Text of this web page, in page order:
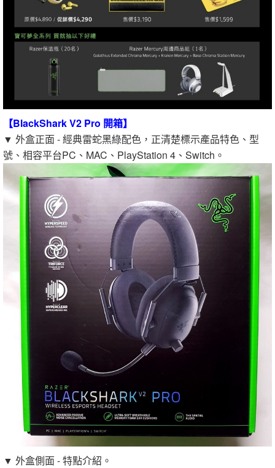
【BlackShark V2 Pro 開箱】
▼ 外盒正面 - 經典雷蛇黑綠配色，正清楚標示產品特色、型
號、相容平台PC、MAC、PlayStation 4、Switch。
▼ 外盒側面 - 特點介紹。